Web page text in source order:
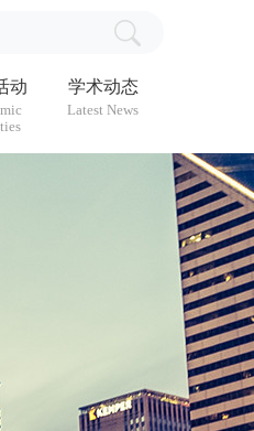
动 学术动态
Latest News